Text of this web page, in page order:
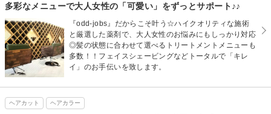
多彩なメニューで大人女性の「可愛い」をずっとサポート♪♪
『odd-jobs』だからこそ叶う☆ハイクオリティな施術
と厳選した薬剤で、大人女性のお悩みにもしっかり対応
◎髪の状態に合わせて選べるトリートメントメニューも
多数！！フェイスシェービングなどトータルで「キレ
イ」のお手伝いを致します。
ヘアカット ヘアカラー